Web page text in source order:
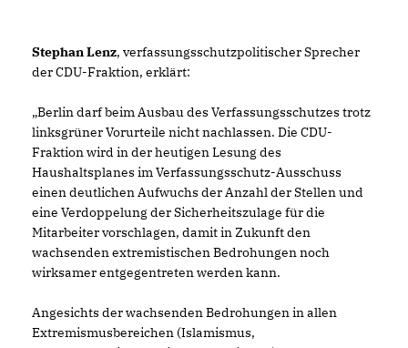
Stephan Lenz, verfassungsschutzpolitischer Sprecher
der CDU-Fraktion, erklärt:
Berlin darf beim Ausbau des Verfassungsschutzes trotz
linksgrüner Vorurteile nicht nachlassen. Die CDU-
Fraktion wird in der heutigen Lesung des
Haushaltsplanes im Verfassungsschutz-Ausschuss
einen deutlichen Aufwuchs der Anzahl der Stellen und
eine Verdoppelung der Sicherheitszulage für die
Mitarbeiter vorschlagen, damit in Zukunft den
wachsenden extremistischen Bedrohungen noch
wirksamer entgegentreten werden kann.
Angesichts der wachsenden Bedrohungen in allen
Extremismusbereichen (Islamismus,